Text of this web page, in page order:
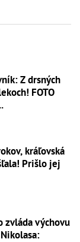
Z drsných
FOTO
kráľovská
Prišlo jej
zvláda výchovu